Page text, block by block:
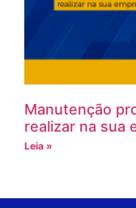
Manutenção
realizar na sua
Leia »